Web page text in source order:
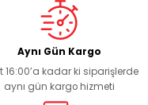
Aynı Gün Kargo
16:00’a kadar ki siparişlerde
aynı gün kargo hizmeti